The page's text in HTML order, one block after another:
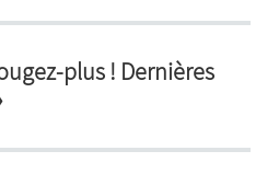
plus ! Dernières